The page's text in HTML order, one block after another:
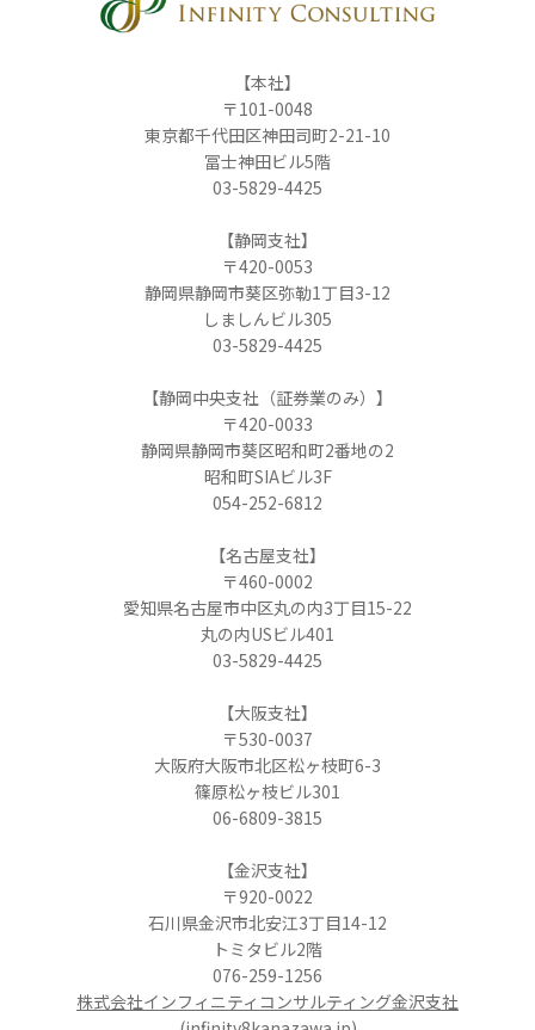
【本社】
〒101-0048
東京都千代田区神田司町2-21-10
冨士神田ビル5階
03-5829-4425
【静岡支社】
〒420-0053
静岡県静岡市葵区弥勒1丁目3-12
しましんビル305
03-5829-4425
【静岡中央支社（証券業のみ）】
〒420-0033
静岡県静岡市葵区昭和町2番地の2
昭和町SIAビル3F
054-252-6812
【名古屋支社】
〒460-0002
愛知県名古屋市中区丸の内3丁目15-22
丸の内USビル401
03-5829-4425
【大阪支社】
〒530-0037
大阪府大阪市北区松ヶ枝町6-3
篠原松ヶ枝ビル301
06-6809-3815
【金沢支社】
〒920-0022
石川県金沢市北安江3丁目14-12
トミタビル2階
076-259-1256
株式会社インフィニティコンサルティング金沢支社